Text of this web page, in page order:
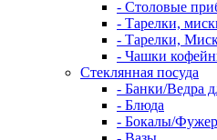
- Столовые
- Тарелки,
- Тарелки,
- Чашки
Стеклянная посуда
- Банки/Ведра
- Блюда
- Бокалы/